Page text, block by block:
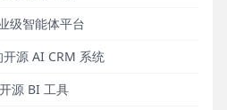
级智能体平台
源 AI CRM 系统
源 BI 工具
业务全景
TFC全球移动游戏大会在北京